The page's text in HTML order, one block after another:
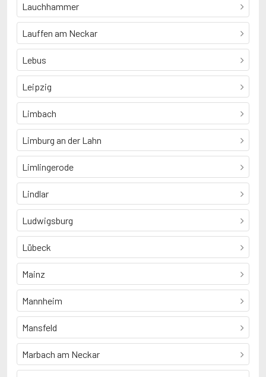
Lauchhammer
Lauffen am Neckar
Lebus
Leipzig
Limbach
Limburg an der Lahn
Limlingerode
Lindlar
Ludwigsburg
Lübeck
Mainz
Mannheim
Mansfeld
Marbach am Neckar